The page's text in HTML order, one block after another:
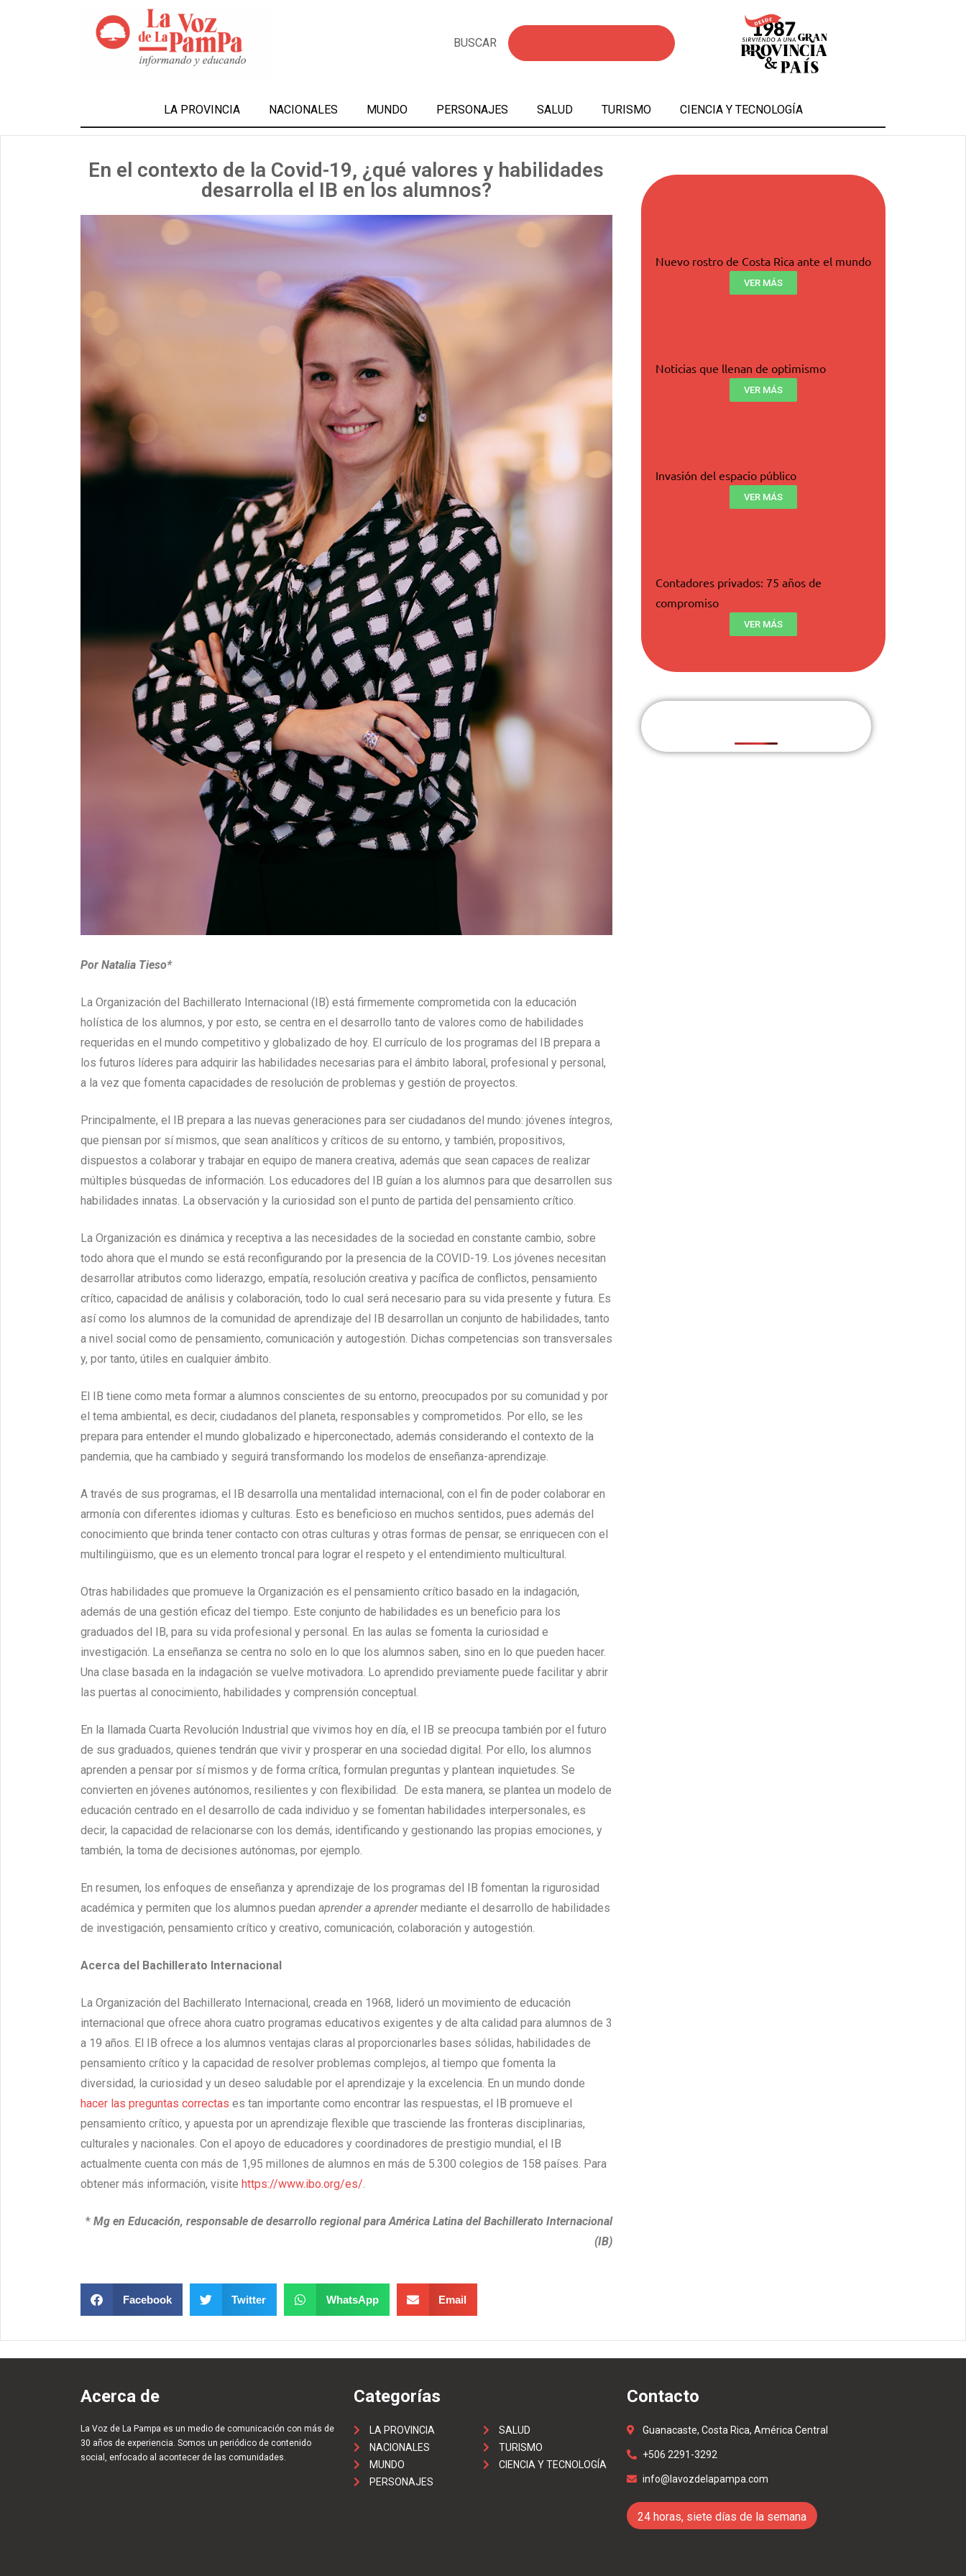
BUSCAR
LA PROVINCIA NACIONALES MUNDO PERSONAJES SALUD TURISMO CIENCIA Y TECNOLOGÍA
En el contexto de la Covid-19, ¿qué valores y habilidades
desarrolla el IB en los alumnos?
Por Natalia Tieso*
La Organización del Bachillerato Internacional (IB) está firmemente comprometida con la educación
holística de los alumnos, y por esto, se centra en el desarrollo tanto de valores como de habilidades
requeridas en el mundo competitivo y globalizado de hoy. El currículo de los programas del IB prepara a
los futuros líderes para adquirir las habilidades necesarias para el ámbito laboral, profesional y personal,
a la vez que fomenta capacidades de resolución de problemas y gestión de proyectos.
Principalmente, el IB prepara a las nuevas generaciones para ser ciudadanos del mundo: jóvenes íntegros,
que piensan por sí mismos, que sean analíticos y críticos de su entorno, y también, propositivos,
dispuestos a colaborar y trabajar en equipo de manera creativa, además que sean capaces de realizar
múltiples búsquedas de información. Los educadores del IB guían a los alumnos para que desarrollen sus
habilidades innatas. La observación y la curiosidad son el punto de partida del pensamiento crítico.
La Organización es dinámica y receptiva a las necesidades de la sociedad en constante cambio, sobre
todo ahora que el mundo se está reconfigurando por la presencia de la COVID-19. Los jóvenes necesitan
desarrollar atributos como liderazgo, empatía, resolución creativa y pacífica de conflictos, pensamiento
crítico, capacidad de análisis y colaboración, todo lo cual será necesario para su vida presente y futura. Es
así como los alumnos de la comunidad de aprendizaje del IB desarrollan un conjunto de habilidades, tanto
a nivel social como de pensamiento, comunicación y autogestión. Dichas competencias son transversales
y, por tanto, útiles en cualquier ámbito.
El IB tiene como meta formar a alumnos conscientes de su entorno, preocupados por su comunidad y por
el tema ambiental, es decir, ciudadanos del planeta, responsables y comprometidos. Por ello, se les
prepara para entender el mundo globalizado e hiperconectado, además considerando el contexto de la
pandemia, que ha cambiado y seguirá transformando los modelos de enseñanza-aprendizaje.
A través de sus programas, el IB desarrolla una mentalidad internacional, con el fin de poder colaborar en
armonía con diferentes idiomas y culturas. Esto es beneficioso en muchos sentidos, pues además del
conocimiento que brinda tener contacto con otras culturas y otras formas de pensar, se enriquecen con el
multilingüismo, que es un elemento troncal para lograr el respeto y el entendimiento multicultural.
Otras habilidades que promueve la Organización es el pensamiento crítico basado en la indagación,
además de una gestión eficaz del tiempo. Este conjunto de habilidades es un beneficio para los
graduados del IB, para su vida profesional y personal. En las aulas se fomenta la curiosidad e
investigación. La enseñanza se centra no solo en lo que los alumnos saben, sino en lo que pueden hacer.
Una clase basada en la indagación se vuelve motivadora. Lo aprendido previamente puede facilitar y abrir
las puertas al conocimiento, habilidades y comprensión conceptual.
En la llamada Cuarta Revolución Industrial que vivimos hoy en día, el IB se preocupa también por el futuro
de sus graduados, quienes tendrán que vivir y prosperar en una sociedad digital. Por ello, los alumnos
aprenden a pensar por sí mismos y de forma crítica, formulan preguntas y plantean inquietudes. Se
convierten en jóvenes autónomos, resilientes y con flexibilidad. De esta manera, se plantea un modelo de
educación centrado en el desarrollo de cada individuo y se fomentan habilidades interpersonales, es
decir, la capacidad de relacionarse con los demás, identificando y gestionando las propias emociones, y
también, la toma de decisiones autónomas, por ejemplo.
En resumen, los enfoques de enseñanza y aprendizaje de los programas del IB fomentan la rigurosidad
académica y permiten que los alumnos puedan aprender a aprendermediante el desarrollo de habilidades
de investigación, pensamiento crítico y creativo, comunicación, colaboración y autogestión.
Acerca del Bachillerato Internacional
La Organización del Bachillerato Internacional, creada en 1968, lideró un movimiento de educación
internacional que ofrece ahora cuatro programas educativos exigentes y de alta calidad para alumnos de 3
a 19 años. El IB ofrece a los alumnos ventajas claras al proporcionarles bases sólidas, habilidades de
pensamiento crítico y la capacidad de resolver problemas complejos, al tiempo que fomenta la
diversidad, la curiosidad y un deseo saludable por el aprendizaje y la excelencia. En un mundo donde
hacer las preguntas correctas es tan importante como encontrar las respuestas, el IB promueve el
pensamiento crítico, y apuesta por un aprendizaje flexible que trasciende las fronteras disciplinarias,
culturales y nacionales. Con el apoyo de educadores y coordinadores de prestigio mundial, el IB
actualmente cuenta con más de 1,95 millones de alumnos en más de 5.300 colegios de 158 países. Para
obtener más información, visite https://www.ibo.org/es/.
* Mg en Educación, responsable de desarrollo regional para América Latina del Bachillerato Internacional
(IB)
Facebook Twitter WhatsApp Email
Nuevo rostro de Costa Rica ante el mundo
VER MÁS
Noticias que llenan de optimismo
VER MÁS
Invasión del espacio público
VER MÁS
Contadores privados: 75 años de
compromiso
VER MÁS
Acerca de
La Voz de La Pampa es un medio de comunicación con más de
30 años de experiencia. Somos un periódico de contenido
social, enfocado al acontecer de las comunidades.
Categorías
LA PROVINCIA
NACIONALES
MUNDO
PERSONAJES
SALUD
TURISMO
CIENCIA Y TECNOLOGÍA
Contacto
Guanacaste, Costa Rica, América Central
+506 2291-3292
info@lavozdelapampa.com
24 horas, siete días de la semana